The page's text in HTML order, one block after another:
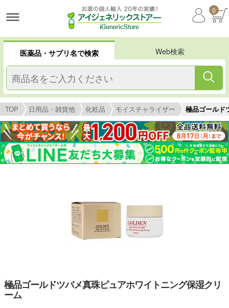
0
医薬品・サプリ名で検索 Web検索
TOP 日用品・雑貨他 化粧品 モイスチャライザー 極品ゴールド
極品ゴールドツバメ真珠ピュアホワイトニング保湿クリ
ーム